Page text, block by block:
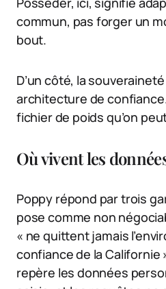
commun, pas forger un
bout.
D’un côté, la
architecture de confiance.
fichier de poids qu’on
Où vivent les
Poppy répond par trois
pose comme non
« ne quittent jamais
confiance de la Californie
repère les données